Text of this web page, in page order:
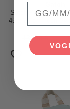
Satch
Satch Pack - Dark
45 x 22 cm - con
139,99 €